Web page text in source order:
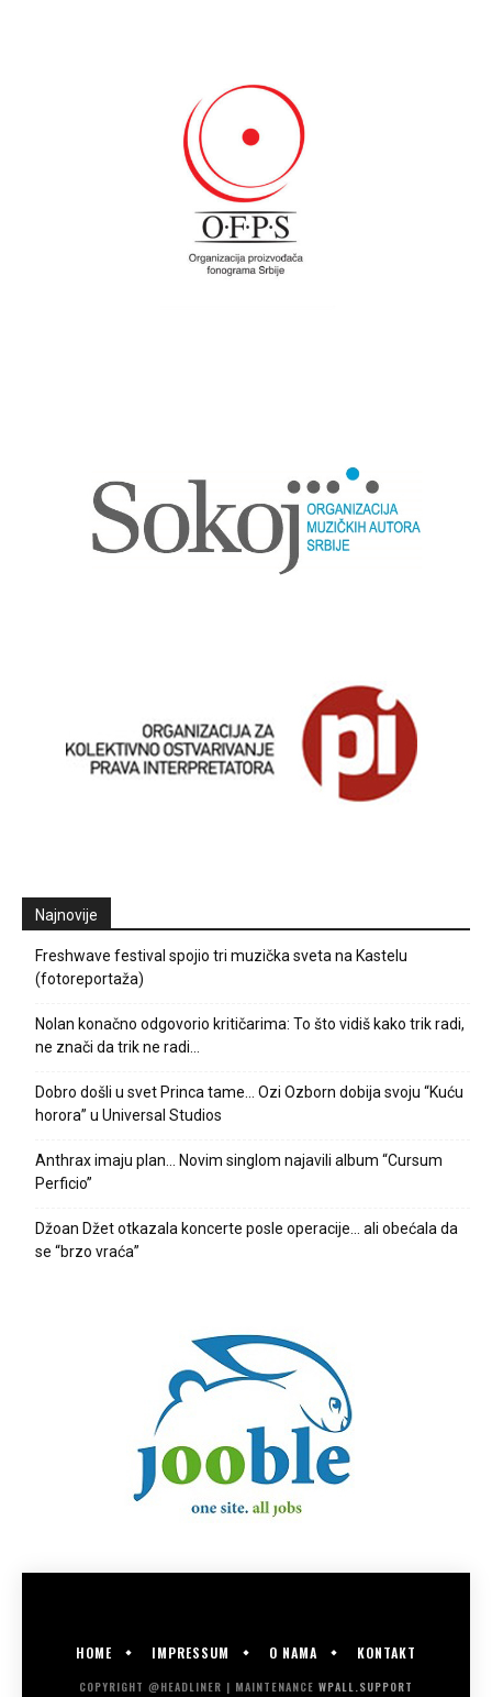
Najnovije
Freshwave festival spojio tri muzička sveta na Kastelu
(fotoreportaža)
Nolan konačno odgovorio kritičarima: To što vidiš kako trik radi,
ne znači da trik ne radi…
Dobro došli u svet Princa tame… Ozi Ozborn dobija svoju “Kuću
horora” u Universal Studios
Anthrax imaju plan… Novim singlom najavili album “Cursum
Perficio”
Džoan Džet otkazala koncerte posle operacije… ali obećala da
se “brzo vraća”
HOME IMPRESSUM O NAMA KONTAKT
COPYRIGHT @HEADLINER | MAINTENANCE WPALL.SUPPORT